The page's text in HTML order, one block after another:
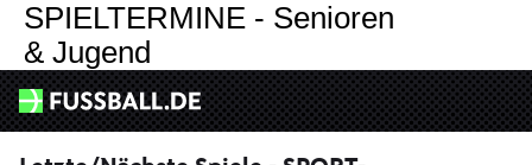
SPIELTERMINE - Senioren
& Jugend